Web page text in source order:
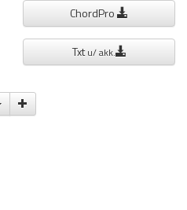
ChordPro
Txtu/ akk.
Vælge toneart